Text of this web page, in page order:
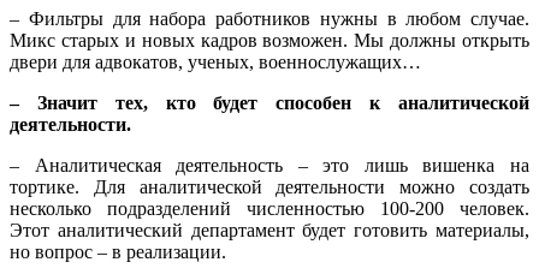
– Фильтры для набора работников нужны в любом случае.
Микс старых и новых кадров возможен. Мы должны открыть
двери для адвокатов, ученых, военнослужащих…
– Значит тех, кто будет способен к аналитической
деятельности.
– Аналитическая деятельность – это лишь вишенка на
тортике. Для аналитической деятельности можно создать
несколько подразделений численностью 100-200 человек.
Этот аналитический департамент будет готовить материалы,
но вопрос – в реализации.